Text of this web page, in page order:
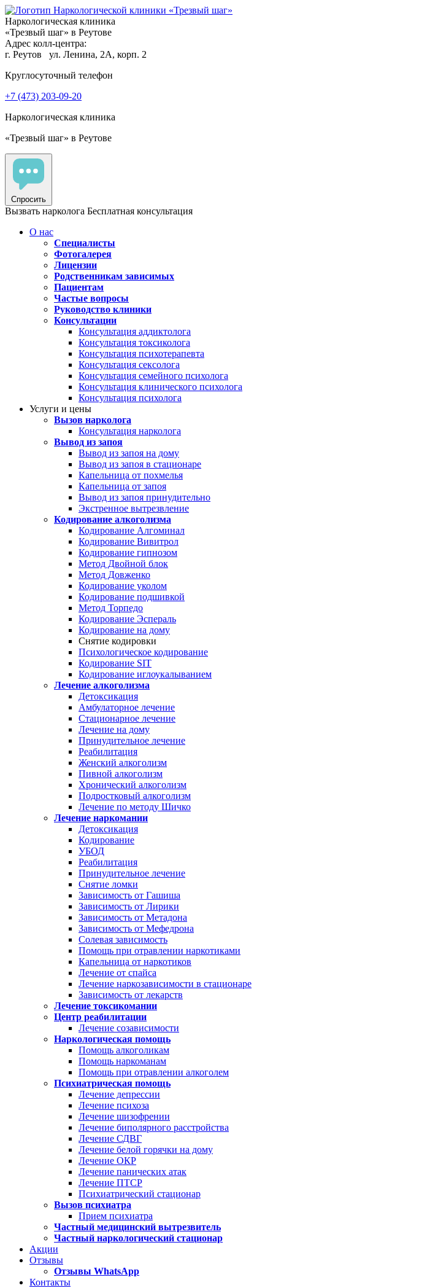
Наркологическая клиника
«Трезвый шаг» в Реутове
Адрес колл-центра:
г. Реутов
ул. Ленина, 2А, корп. 2
Круглосуточный телефон
+7 (473) 203-09-20
Наркологическая клиника
«Трезвый шаг» в Реутове
Спросить
Вызвать нарколога Бесплатная консультация
О нас
Специалисты
Фотогалерея
Лицензии
Родственникам зависимых
Пациентам
Частые вопросы
Руководство клиники
Консультации
Консультация аддиктолога
Консультация токсиколога
Консультация психотерапевта
Консультация сексолога
Консультация семейного психолога
Консультация клинического психолога
Консультация психолога
Услуги и цены
Вызов нарколога
Консультация нарколога
Вывод из запоя
Вывод из запоя на дому
Вывод из запоя в стационаре
Капельница от похмелья
Капельница от запоя
Вывод из запоя принудительно
Экстренное вытрезвление
Кодирование алкоголизма
Кодирование Алгоминал
Кодирование Вивитрол
Кодирование гипнозом
Метод Двойной блок
Метод Довженко
Кодирование уколом
Кодирование подшивкой
Метод Торпедо
Кодирование Эспераль
Кодирование на дому
Снятие кодировки
Психологическое кодирование
Кодирование SIT
Кодирование иглоукалыванием
Лечение алкоголизма
Детоксикация
Амбулаторное лечение
Стационарное лечение
Лечение на дому
Принудительное лечение
Реабилитация
Женский алкоголизм
Пивной алкоголизм
Хронический алкоголизм
Подростковый алкоголизм
Лечение по методу Шичко
Лечение наркомании
Детоксикация
Кодирование
УБОД
Реабилитация
Принудительное лечение
Снятие ломки
Зависимость от Гашиша
Зависимость от Лирики
Зависимость от Метадона
Зависимость от Мефедрона
Солевая зависимость
Помощь при отравлении наркотиками
Капельница от наркотиков
Лечение от спайса
Лечение наркозависимости в стационаре
Зависимость от лекарств
Лечение токсикомании
Центр реабилитации
Лечение созависимости
Наркологическая помощь
Помощь алкоголикам
Помощь наркоманам
Помощь при отравлении алкоголем
Психиатрическая помощь
Лечение депрессии
Лечение психоза
Лечение шизофрении
Лечение биполярного расстройства
Лечение СДВГ
Лечение белой горячки на дому
Лечение ОКР
Лечение панических атак
Лечение ПТСР
Психиатрический стационар
Вызов психиатра
Прием психиатра
Частный медицинский вытрезвитель
Частный наркологический стационар
Акции
Отзывы
Отзывы WhatsApp
Контакты